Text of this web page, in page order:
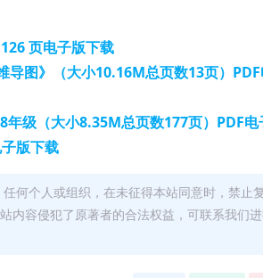
页电子版下载
导图》（大小10.16M总页数13页）
年级（大小8.35M总页数177页）PDF
版下载
何个人或组织，在未征得本站同意时，禁止
内容侵犯了原著者的合法权益，可联系我们